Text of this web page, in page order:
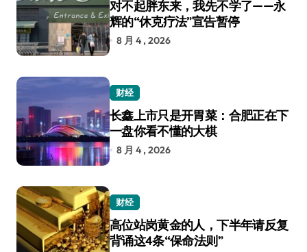
对不起胖东来，我先不学了——永
辉的“休克疗法”宣告暂停
8 月 4 , 2026
财经
长鑫上市只是开胃菜：合肥正在下
一盘你看不懂的大棋
8 月 4 , 2026
财经
高位站岗黄金的人，下半年请反复
背诵这4条“保命法则”